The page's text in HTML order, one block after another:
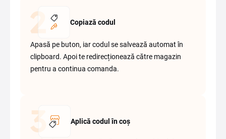
Copiază codul
Apasă pe buton, iar codul se salvează automat în
clipboard. Apoi te redirecționează către magazin
pentru a continua comanda.
Aplică codul în coș